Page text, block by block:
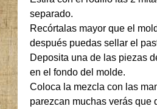
separado.
Recórtalas mayor que el
después puedas sellar el
Deposita una de las piezas
en el fondo del molde.
Coloca la mezcla con las
parezcan muchas verás que